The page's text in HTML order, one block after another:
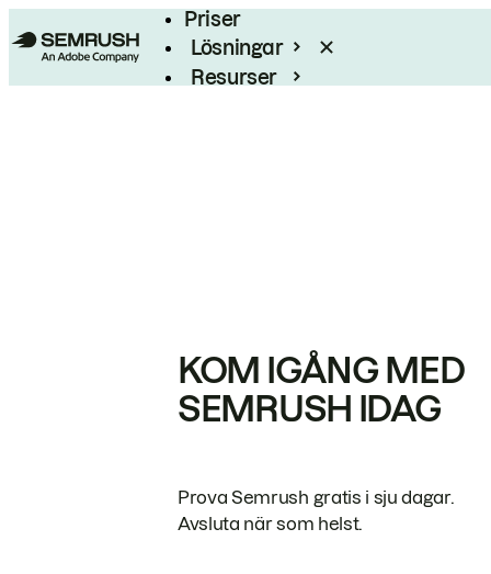
Priser
Lösningar
Resurser
KOM IGÅNG MED
SEMRUSH IDAG
Prova Semrush gratis i sju dagar.
Avsluta när som helst.